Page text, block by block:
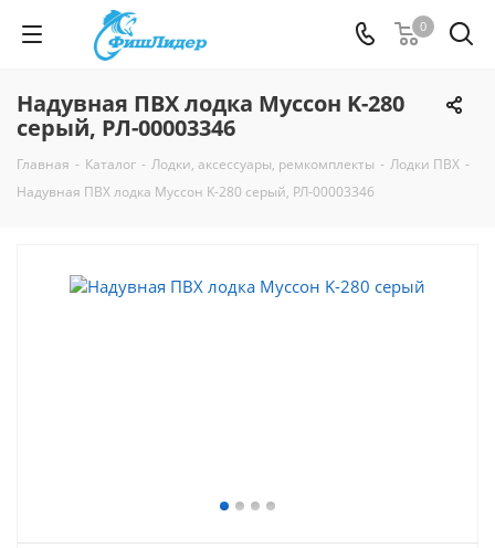
0
Надувная ПВХ лодка Муссон K-280
серый, РЛ-00003346
Главная - Каталог - Лодки, аксессуары, ремкомплекты - Лодки ПВХ -
Надувная ПВХ лодка Муссон K-280 серый, РЛ-00003346